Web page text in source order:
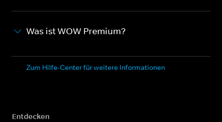
Was ist WOW Premium?
Zum Hilfe-Center für weitere Informationen
Entdecken